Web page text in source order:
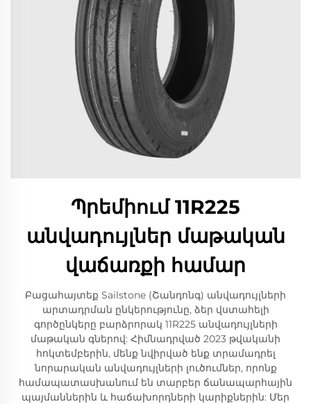
Պրեմիում 11R225
անվադույլներ մաթական
վաճառքի համար
Բացահայտեք Sailstone (Շանդոնգ) անվադույլների
արտադրման ընկերությունը, ձեր վստահելի
գործընկերը բարձրորակ 11R225 անվադույլների
մաթական գներով: Հիմնադրված 2023 թվականի
հոկտեմբերին, մենք նվիրված ենք տրամադրել
նորարական անվադույլների լուծումներ, որոնք
համապատասխանում են տարբեր ճանապարհային
պայմաններին և հաճախորդների կարիքներին: Մեր